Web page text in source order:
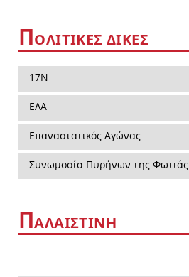
ΠΟΛΙΤΙΚΕΣ ΔΙΚΕΣ
17Ν
ΕΛΑ
Επαναστατικός Αγώνας
Συνωμοσία Πυρήνων της Φωτιάς
ΠΑΛΑΙΣΤΙΝΗ